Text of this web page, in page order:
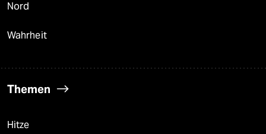
Nord
Wahrheit
Themen
Hitze